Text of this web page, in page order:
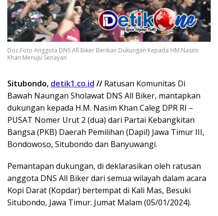
Doc.Foto Anggota DNS All Biker Berikan Dukungan Kepada HM.Nasim
Khan Menuju Senayan
Situbondo, detik1.co.id // Ratusan Komunitas Di
Bawah Naungan Sholawat DNS All Biker, mantapkan
dukungan kepada H.M. Nasim Khan Caleg DPR RI –
PUSAT Nomer Urut 2 (dua) dari Partai Kebangkitan
Bangsa (PKB) Daerah Pemilihan (Dapil) Jawa Timur III,
Bondowoso, Situbondo dan Banyuwangi.
Pemantapan dukungan, di deklarasikan oleh ratusan
anggota DNS All Biker dari semua wilayah dalam acara
Kopi Darat (Kopdar) bertempat di Kali Mas, Besuki
Situbondo, Jawa Timur. Jumat Malam (05/01/2024).